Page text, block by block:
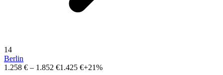
14
Berlin
1.258 € – 1.852 €1.425 €+21%